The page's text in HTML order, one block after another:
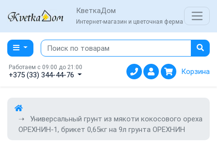
КветкаДом
Интернет-магазин и цветочная ферма
Работаем с 09:00 до 21:00
+375 (33) 344-44-76 Корзина
Универсальный грунт из мякоти кокосового ореха
ОРЕХНИН-1, брикет 0,65кг на 9л грунта ОРЕХНИН